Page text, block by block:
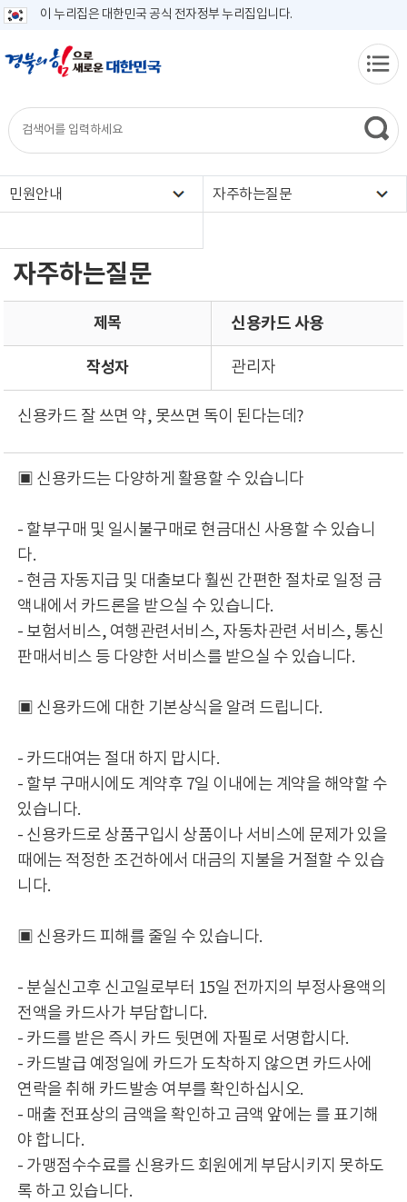
이 누리집은 대한민국 공식 전자정부 누리집입니다.
민원안내 자주하는질문
자주하는질문
제목 신용카드 사용
작성자 관리자
신용카드 잘 쓰면 약, 못쓰면 독이 된다는데?
▣ 신용카드는 다양하게 활용할 수 있습니다
- 할부구매 및 일시불구매로 현금대신 사용할 수 있습니
다.
- 현금 자동지급 및 대출보다 훨씬 간편한 절차로 일정 금
액내에서 카드론을 받으실 수 있습니다.
- 보험서비스, 여행관련서비스, 자동차관련 서비스, 통신
판매서비스 등 다양한 서비스를 받으실 수 있습니다.
▣ 신용카드에 대한 기본상식을 알려 드립니다.
- 카드대여는 절대 하지 맙시다.
- 할부 구매시에도 계약후 7일 이내에는 계약을 해약할 수
있습니다.
- 신용카드로 상품구입시 상품이나 서비스에 문제가 있을
때에는 적정한 조건하에서 대금의 지불을 거절할 수 있습
니다.
▣ 신용카드 피해를 줄일 수 있습니다.
- 분실신고후 신고일로부터 15일 전까지의 부정사용액의
전액을 카드사가 부담합니다.
- 카드를 받은 즉시 카드 뒷면에 자필로 서명합시다.
- 카드발급 예정일에 카드가 도착하지 않으면 카드사에
연락을 취해 카드발송 여부를 확인하십시오.
- 매출 전표상의 금액을 확인하고 금액 앞에는 를 표기해
야 합니다.
- 가맹점수수료를 신용카드 회원에게 부담시키지 못하도
록 하고 있습니다.